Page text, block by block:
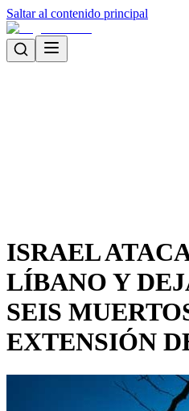
Saltar al contenido principal
ISRAEL
LÍBANO Y
SEIS
EXTENSIÓN